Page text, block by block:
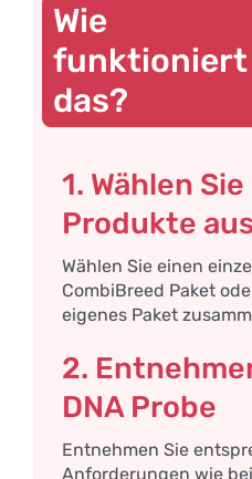
Wie
funktioniert
das?
1. Wählen
Produkte
Wählen Sie einen
CombiBreed Paket
eigenes Paket
2.
DNA Probe
Entnehmen Sie
Anforderungen wie